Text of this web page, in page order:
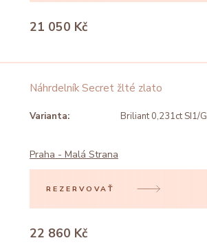
21 050 Kč
Náhrdelník Secret žlté zlato
Varianta: Briliant 0,231ct SI1/G
Praha - Malá Strana
REZERVOVAŤ
22 860 Kč